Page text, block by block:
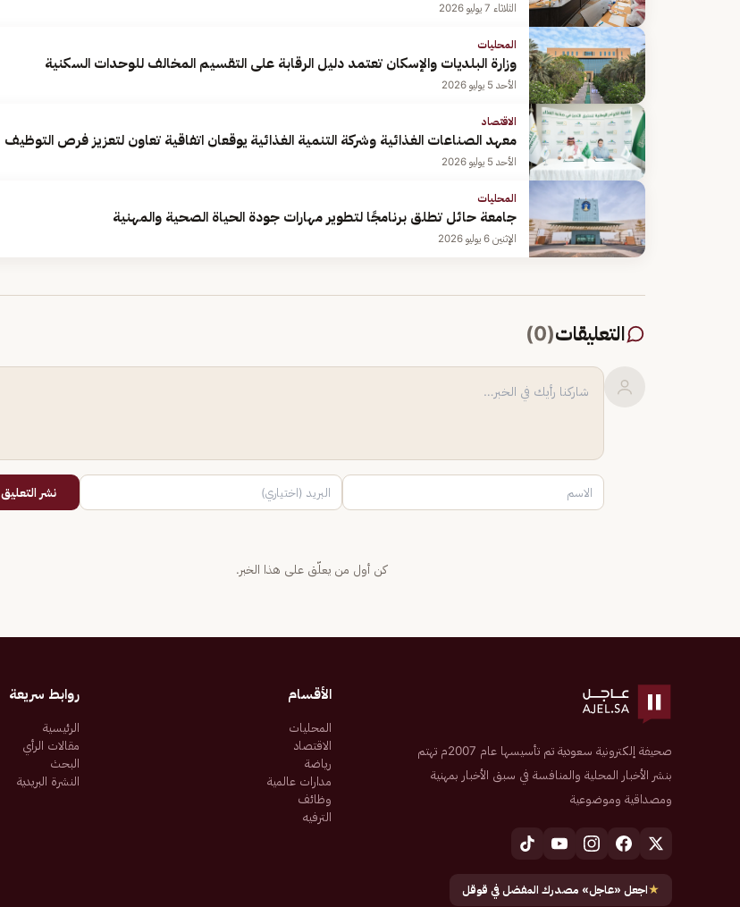
الثلاثاء 7 يوليو 2026
المحليات
وزارة البلديات والإسكان تعتمد دليل الرقابة على التقسيم المخالف للوحدات السكنية
الأحد 5 يوليو 2026
الاقتصاد
معهد الصناعات الغذائية وشركة التنمية الغذائية يوقعان اتفاقية تعاون لتعزيز فرص التوظيف
الأحد 5 يوليو 2026
المحليات
جامعة حائل تطلق برنامجًا لتطوير مهارات جودة الحياة الصحية والمهنية
الإثنين 6 يوليو 2026
التعليقات(
0
)
نشر التعليق
كن أول من يعلّق على هذا الخبر.
صحيفة إلكترونية سعودية تم تأسيسها عام 2007م تهتم
بنشر الأخبار المحلية والمنافسة في سبق الأخبار بمهنية
ومصداقية وموضوعية
★اجعل «عاجل» مصدرك المفضل في قوقل
الأقسام
المحليات
الاقتصاد
رياضة
مدارات عالمية
وظائف
الترفيه
روابط سريعة
الرئيسية
مقالات الرأي
البحث
النشرة البريدية